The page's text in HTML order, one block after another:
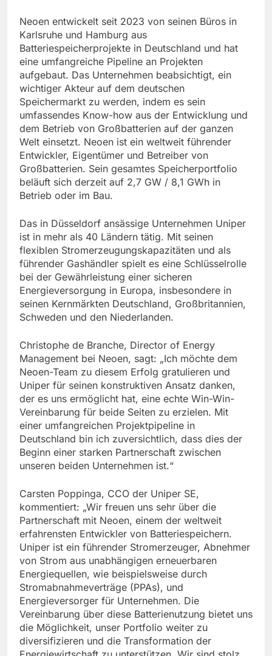
Neoen entwickelt seit 2023 von seinen Büros in
Karlsruhe und Hamburg aus
Batteriespeicherprojekte in Deutschland und hat
eine umfangreiche Pipeline an Projekten
aufgebaut. Das Unternehmen beabsichtigt, ein
wichtiger Akteur auf dem deutschen
Speichermarkt zu werden, indem es sein
umfassendes Know-how aus der Entwicklung und
dem Betrieb von Großbatterien auf der ganzen
Welt einsetzt. Neoen ist ein weltweit führender
Entwickler, Eigentümer und Betreiber von
Großbatterien. Sein gesamtes Speicherportfolio
beläuft sich derzeit auf 2,7 GW / 8,1 GWh in
Betrieb oder im Bau.
Das in Düsseldorf ansässige Unternehmen Uniper
ist in mehr als 40 Ländern tätig. Mit seinen
flexiblen Stromerzeugungskapazitäten und als
führender Gashändler spielt es eine Schlüsselrolle
bei der Gewährleistung einer sicheren
Energieversorgung in Europa, insbesondere in
seinen Kernmärkten Deutschland, Großbritannien,
Schweden und den Niederlanden.
Christophe de Branche, Director of Energy
Management bei Neoen, sagt: „Ich möchte dem
Neoen-Team zu diesem Erfolg gratulieren und
Uniper für seinen konstruktiven Ansatz danken,
der es uns ermöglicht hat, eine echte Win-Win-
Vereinbarung für beide Seiten zu erzielen. Mit
einer umfangreichen Projektpipeline in
Deutschland bin ich zuversichtlich, dass dies der
Beginn einer starken Partnerschaft zwischen
unseren beiden Unternehmen ist.“
Carsten Poppinga, CCO der Uniper SE,
kommentiert: „Wir freuen uns sehr über die
Partnerschaft mit Neoen, einem der weltweit
erfahrensten Entwickler von Batteriespeichern.
Uniper ist ein führender Stromerzeuger, Abnehmer
von Strom aus unabhängigen erneuerbaren
Energiequellen, wie beispielsweise durch
Stromabnahmeverträge (PPAs), und
Energieversorger für Unternehmen. Die
Vereinbarung über diese Batterienutzung bietet uns
die Möglichkeit, unser Portfolio weiter zu
diversifizieren und die Transformation der